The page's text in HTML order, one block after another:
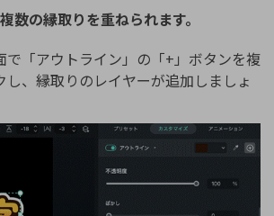
数の縁取りを重ねられます。
で「アウトライン」の「+」ボタンを複
し、縁取りのレイヤーが追加しましょ